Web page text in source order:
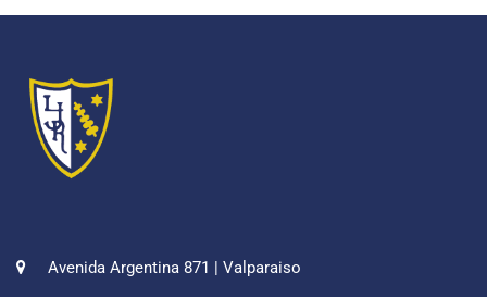
Avenida Argentina 871 | Valparaiso